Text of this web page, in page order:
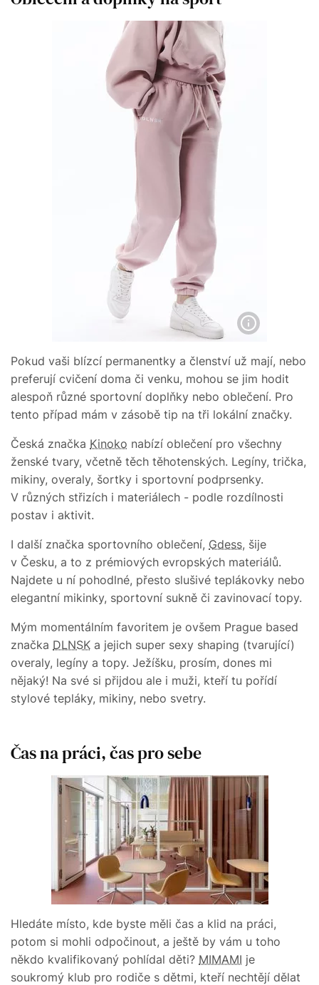
Pokud vaši blízcí permanentky a členství už mají, nebo
preferují cvičení doma či venku, mohou se jim hodit
alespoň různé sportovní doplňky nebo oblečení. Pro
tento případ mám v zásobě tip na tři lokální značky.
Česká značka Kinoko nabízí oblečení pro všechny
ženské tvary, včetně těch těhotenských. Legíny, trička,
mikiny, overaly, šortky i sportovní podprsenky.
V různých střizích i materiálech - podle rozdílnosti
postav i aktivit.
I další značka sportovního oblečení, Gdess, šije
v Česku, a to z prémiových evropských materiálů.
Najdete u ní pohodlné, přesto slušivé teplákovky nebo
elegantní mikinky, sportovní sukně či zavinovací topy.
Mým momentálním favoritem je ovšem Prague based
značka DLNSK a jejich super sexy shaping (tvarující)
overaly, legíny a topy. Ježíšku, prosím, dones mi
nějaký! Na své si přijdou ale i muži, kteří tu pořídí
stylové tepláky, mikiny, nebo svetry.
Čas na práci, čas pro sebe
Hledáte místo, kde byste měli čas a klid na práci,
potom si mohli odpočinout, a ještě by vám u toho
někdo kvalifikovaný pohlídal děti? MIMAMI je
soukromý klub pro rodiče s dětmi, kteří nechtějí dělat